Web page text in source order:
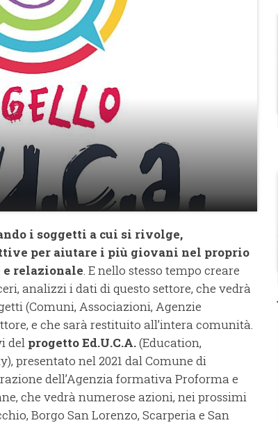
i soggetti a cui si rivolge,
per aiutare i più giovani nel proprio
relazionale. E nello stesso tempo creare
analizzi i dati di questo settore, che vedrà
(Comuni, Associazioni, Agenzie
e che sarà restituito all’intera comunità.
del progetto Ed.U.C.A.(Education,
presentato nel 2021 dal Comune di
dell’Agenzia formativa Proforma e
che vedrà numerose azioni, nei prossimi
Borgo San Lorenzo, Scarperia e San